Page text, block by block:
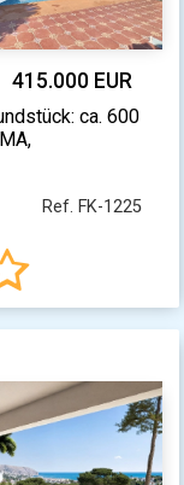
415.000 EUR
ca. 600
Ref. FK-1225